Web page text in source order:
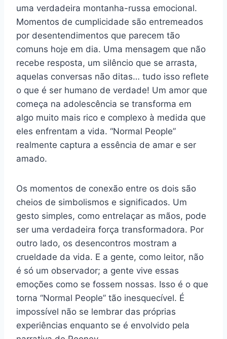
uma verdadeira montanha-russa emocional.
Momentos de cumplicidade são entremeados
por desentendimentos que parecem tão
comuns hoje em dia. Uma mensagem que não
recebe resposta, um silêncio que se arrasta,
aquelas conversas não ditas… tudo isso reflete
o que é ser humano de verdade! Um amor que
começa na adolescência se transforma em
algo muito mais rico e complexo à medida que
eles enfrentam a vida. “Normal People”
realmente captura a essência de amar e ser
amado.
Os momentos de conexão entre os dois são
cheios de simbolismos e significados. Um
gesto simples, como entrelaçar as mãos, pode
ser uma verdadeira força transformadora. Por
outro lado, os desencontros mostram a
crueldade da vida. E a gente, como leitor, não
é só um observador; a gente vive essas
emoções como se fossem nossas. Isso é o que
torna “Normal People” tão inesquecível. É
impossível não se lembrar das próprias
experiências enquanto se é envolvido pela